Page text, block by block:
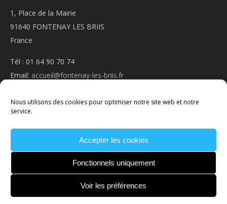
Nous utilisons des cookies pour optimiser notre site web et notre
service.
Accepter les cookies
Fonctionnels uniquement
Voir les préférences
1, Place de la Mairie
91640 FONTENAY LES BRIIS
France
Tél : 01 64 90 70 74
Email: accueil@fontenay-les-briis.fr
NOUS CONTACTER
LÉGALES
POLITIQUE DE COOKIES
CONDITIONS
GÉNÉRALES